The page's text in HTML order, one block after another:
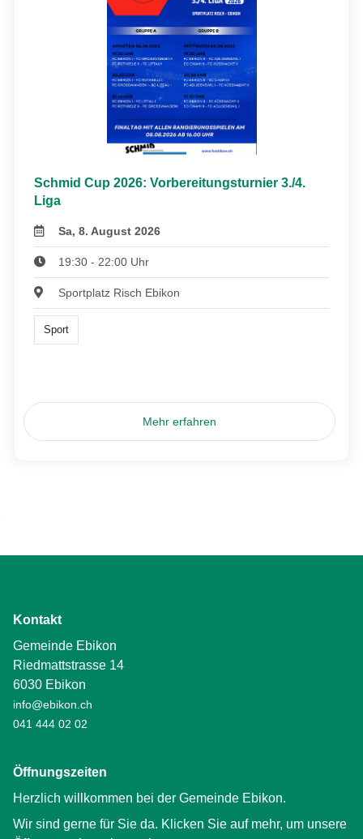
Schmid Cup 2026: Vorbereitungsturnier 3./4.
Liga
Sa, 8. August 2026
19:30 - 22:00 Uhr
Sportplatz Risch Ebikon
Sport
Mehr erfahren
Kontakt
Gemeinde Ebikon
Riedmattstrasse 14
6030 Ebikon
info@ebikon.ch
041 444 02 02
Öffnungszeiten
Herzlich willkommen bei der Gemeinde Ebikon.
Wir sind gerne für Sie da. Klicken Sie auf mehr, um unsere